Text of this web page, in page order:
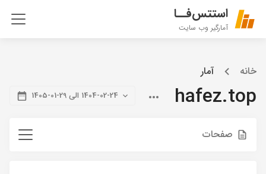
استتس‌فــا
آمارگیر وب سایت
خانه آمار
hafez.top 1404-02-24 الی 29-01-1405
صفحات